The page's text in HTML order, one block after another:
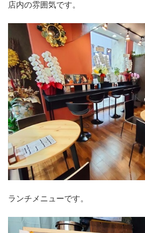
店内の雰囲気です。
ランチメニューです。